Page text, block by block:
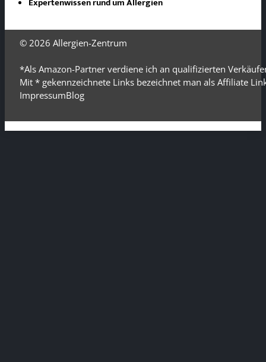
© 2026 Allergien-Zentrum
*Als Amazon-Partner verdiene ich an qualifizierten
Mit * gekennzeichnete Links bezeichnet man als Affiliate
ImpressumBlog